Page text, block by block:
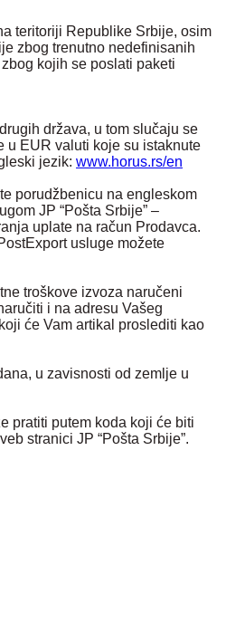
teritoriji Republike Srbije, osim
zbog trenutno nedefinisanih
kojih se poslati paketi
država, u tom slučaju se
u EUR valuti koje su istaknute
jezik: www.horus.rs/en
porudžbenicu na engleskom
JP “Pošta Srbije” –
uplate na račun Prodavca.
usluge možete
troškove izvoza naručeni
i na adresu Vašeg
će Vam artikal proslediti kao
u zavisnosti od zemlje u
pratiti putem koda koji će biti
veb stranici JP “Pošta Srbije”.